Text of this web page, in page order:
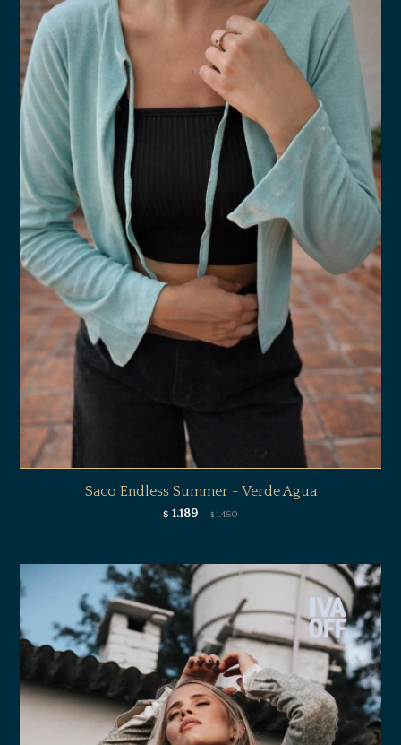
Saco Endless Summer - Verde Agua
$ 1.189 $ 1.450